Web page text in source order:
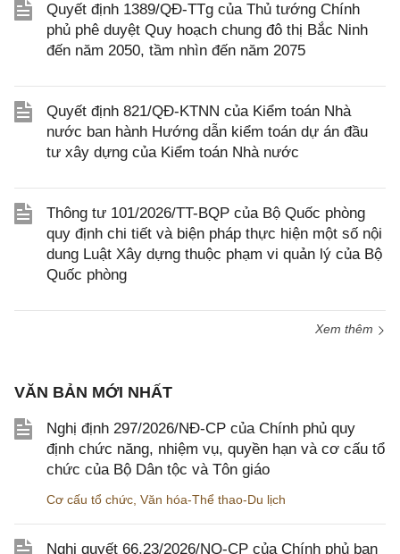
Quyết định 1389/QĐ-TTg của Thủ tướng Chính
phủ phê duyệt Quy hoạch chung đô thị Bắc Ninh
đến năm 2050, tầm nhìn đến năm 2075
Quyết định 821/QĐ-KTNN của Kiểm toán Nhà
nước ban hành Hướng dẫn kiểm toán dự án đầu
tư xây dựng của Kiểm toán Nhà nước
Thông tư 101/2026/TT-BQP của Bộ Quốc phòng
quy định chi tiết và biện pháp thực hiện một số nội
dung Luật Xây dựng thuộc phạm vi quản lý của Bộ
Quốc phòng
Xem thêm
VĂN BẢN MỚI NHẤT
Nghị định 297/2026/NĐ-CP của Chính phủ quy
định chức năng, nhiệm vụ, quyền hạn và cơ cấu tổ
chức của Bộ Dân tộc và Tôn giáo
Cơ cấu tổ chức, Văn hóa-Thể thao-Du lịch
Nghị quyết 66.23/2026/NQ-CP của Chính phủ ban